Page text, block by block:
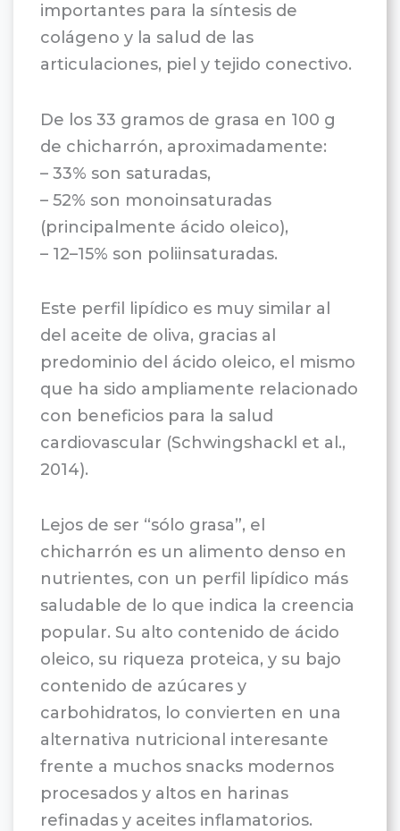
importantes para la síntesis de
colágeno y la salud de las
articulaciones, piel y tejido conectivo.
De los 33 gramos de grasa en 100 g
de chicharrón, aproximadamente:
– 33% son saturadas,
– 52% son monoinsaturadas
(principalmente ácido oleico),
– 12–15% son poliinsaturadas.
Este perfil lipídico es muy similar al
del aceite de oliva, gracias al
predominio del ácido oleico, el mismo
que ha sido ampliamente relacionado
con beneficios para la salud
cardiovascular (Schwingshackl et al.,
2014).
Lejos de ser “sólo grasa”, el
chicharrón es un alimento denso en
nutrientes, con un perfil lipídico más
saludable de lo que indica la creencia
popular. Su alto contenido de ácido
oleico, su riqueza proteica, y su bajo
contenido de azúcares y
carbohidratos, lo convierten en una
alternativa nutricional interesante
frente a muchos snacks modernos
procesados y altos en harinas
refinadas y aceites inflamatorios.